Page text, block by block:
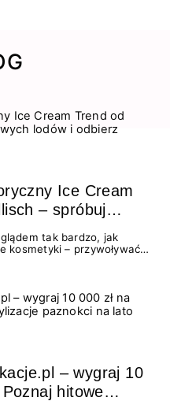
Ice Cream
– spróbuj
tak bardzo, jak
kosmetyki – przywoływać
to coś więcej niż
teksturę,
na podniebieniu. Tego lata
tworząc unikalny projekt
– wygraj 10
hitowe